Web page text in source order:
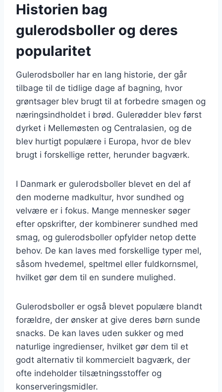
Historien bag
gulerodsboller og deres
popularitet
Gulerodsboller har en lang historie, der går
tilbage til de tidlige dage af bagning, hvor
grøntsager blev brugt til at forbedre smagen og
næringsindholdet i brød. Gulerødder blev først
dyrket i Mellemøsten og Centralasien, og de
blev hurtigt populære i Europa, hvor de blev
brugt i forskellige retter, herunder bagværk.
I Danmark er gulerodsboller blevet en del af
den moderne madkultur, hvor sundhed og
velvære er i fokus. Mange mennesker søger
efter opskrifter, der kombinerer sundhed med
smag, og gulerodsboller opfylder netop dette
behov. De kan laves med forskellige typer mel,
såsom hvedemel, speltmel eller fuldkornsmel,
hvilket gør dem til en sundere mulighed.
Gulerodsboller er også blevet populære blandt
forældre, der ønsker at give deres børn sunde
snacks. De kan laves uden sukker og med
naturlige ingredienser, hvilket gør dem til et
godt alternativ til kommercielt bagværk, der
ofte indeholder tilsætningsstoffer og
konserveringsmidler.